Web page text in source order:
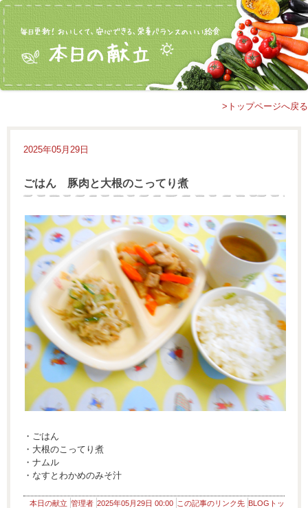
>トップページへ戻る
2025年05月29日
ごはん 豚肉と大根のこってり煮
・ごはん
・大根のこってり煮
・ナムル
・なすとわかめのみそ汁
本日の献立 管理者 2025年05月29日 00:00 この記事のリンク先 BLOGトッ